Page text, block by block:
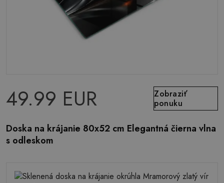
49.99 EUR
Zobraziť
ponuku
Doska na krájanie 80x52 cm Elegantná čierna vlna
s odleskom